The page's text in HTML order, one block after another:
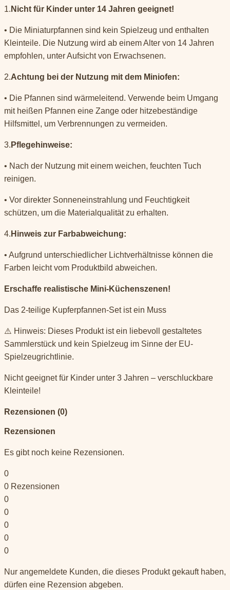
1. Nicht für Kinder unter 14 Jahren geeignet!
• Die Miniaturpfannen sind kein Spielzeug und enthalten
Kleinteile. Die Nutzung wird ab einem Alter von 14 Jahren
empfohlen, unter Aufsicht von Erwachsenen.
2.Achtung bei der Nutzung mit dem Miniofen:
• Die Pfannen sind wärmeleitend. Verwende beim Umgang
mit heißen Pfannen eine Zange oder hitzebeständige
Hilfsmittel, um Verbrennungen zu vermeiden.
3. Pflegehinweise:
• Nach der Nutzung mit einem weichen, feuchten Tuch
reinigen.
• Vor direkter Sonneneinstrahlung und Feuchtigkeit
schützen, um die Materialqualität zu erhalten.
4. Hinweis zur Farbabweichung:
• Aufgrund unterschiedlicher Lichtverhältnisse können die
Farben leicht vom Produktbild abweichen.
Erschaffe realistische Mini-Küchenszenen!
Das 2-teilige Kupferpfannen-Set ist ein Muss
⚠️ Hinweis: Dieses Produkt ist ein liebevoll gestaltetes
Sammlerstück und kein Spielzeug im Sinne der EU-
Spielzeugrichtlinie.
Nicht geeignet für Kinder unter 3 Jahren – verschluckbare
Kleinteile!
Rezensionen (0)
Rezensionen
Es gibt noch keine Rezensionen.
0
0 Rezensionen
0
0
0
0
0
Nur angemeldete Kunden, die dieses Produkt gekauft haben,
dürfen eine Rezension abgeben.